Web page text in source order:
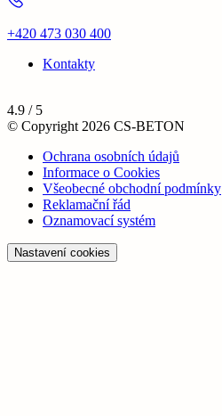
+420 473 030 400
Kontakty
4.9 / 5
© Copyright 2026 CS-BETON
Ochrana osobních údajů
Informace o Cookies
Všeobecné obchodní podmínky
Reklamační řád
Oznamovací systém
Nastavení cookies